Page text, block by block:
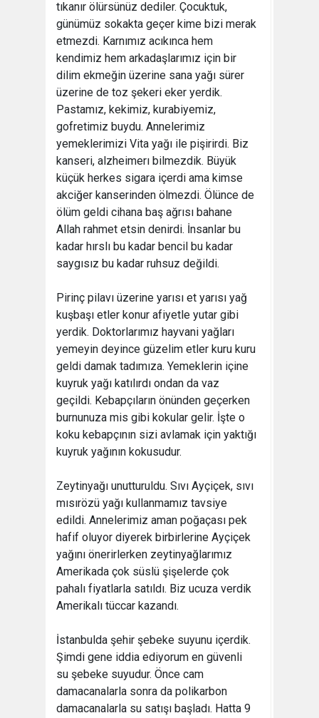
tıkanır ölürsünüz dediler. Çocuktuk,
günümüz sokakta geçer kime bizi merak
etmezdi. Karnımız acıkınca hem
kendimiz hem arkadaşlarımız için bir
dilim ekmeğin üzerine sana yağı sürer
üzerine de toz şekeri eker yerdik.
Pastamız, kekimiz, kurabiyemiz,
gofretimiz buydu. Annelerimiz
yemeklerimizi Vita yağı ile pişirirdi. Biz
kanseri, alzheimerı bilmezdik. Büyük
küçük herkes sigara içerdi ama kimse
akciğer kanserinden ölmezdi. Ölünce de
ölüm geldi cihana baş ağrısı bahane
Allah rahmet etsin denirdi. İnsanlar bu
kadar hırslı bu kadar bencil bu kadar
saygısız bu kadar ruhsuz değildi.
Pirinç pilavı üzerine yarısı et yarısı yağ
kuşbaşı etler konur afiyetle yutar gibi
yerdik. Doktorlarımız hayvani yağları
yemeyin deyince güzelim etler kuru kuru
geldi damak tadımıza. Yemeklerin içine
kuyruk yağı katılırdı ondan da vaz
geçildi. Kebapçıların önünden geçerken
burnunuza mis gibi kokular gelir. İşte o
koku kebapçının sizi avlamak için yaktığı
kuyruk yağının kokusudur.
Zeytinyağı unutturuldu. Sıvı Ayçiçek, sıvı
mısırözü yağı kullanmamız tavsiye
edildi. Annelerimiz aman poğaçası pek
hafif oluyor diyerek birbirlerine Ayçiçek
yağını önerirlerken zeytinyağlarımız
Amerikada çok süslü şişelerde çok
pahalı fiyatlarla satıldı. Biz ucuza verdik
Amerikalı tüccar kazandı.
İstanbulda şehir şebeke suyunu içerdik.
Şimdi gene iddia ediyorum en güvenli
su şebeke suyudur. Önce cam
damacanalarla sonra da polikarbon
damacanalarla su satışı başladı. Hatta 9